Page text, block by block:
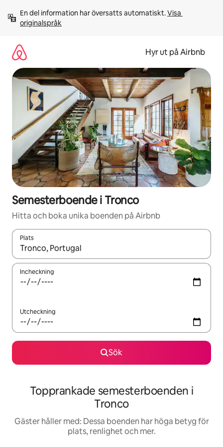
innehåll
En del information har översatts automatiskt. Visa
originalspråk
Hyr ut på Airbnb
Semesterboende i Tronco
Hitta och boka unika boenden på Airbnb
Plats
När resultaten är tillgängliga kan du navigera med upp- och
Incheckning
Utcheckning
Sök
Topprankade semesterboenden i
Tronco
Gäster håller med: Dessa boenden har höga betyg för
plats, renlighet och mer.